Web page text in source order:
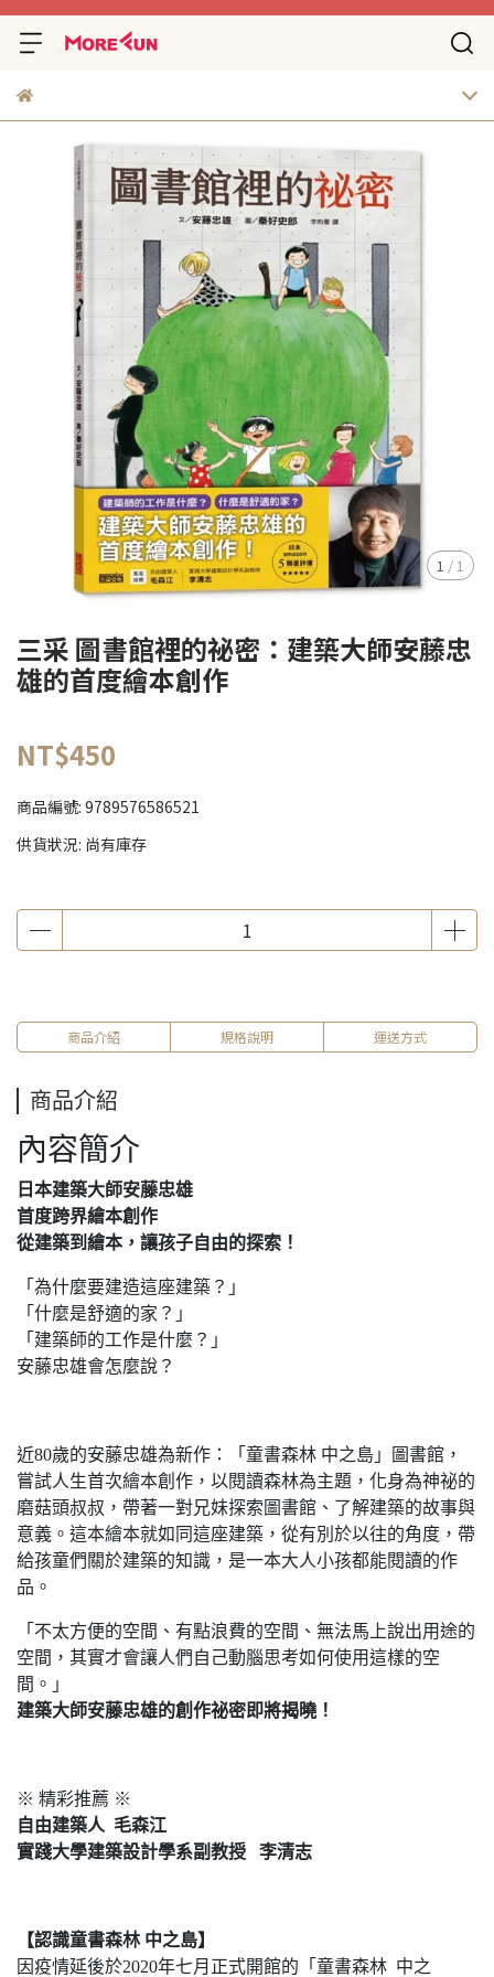
1 /1
三采 圖書館裡的祕密：建築大師安藤忠
雄的首度繪本創作
NT$450
商品編號: 9789576586521
供貨狀況: 尚有庫存
商品介紹 規格說明 運送方式
商品介紹
內容簡介
日本建築大師安藤忠雄
首度跨界繪本創作
從建築到繪本，讓孩子自由的探索！
「為什麼要建造這座建築？」
「什麼是舒適的家？」
「建築師的工作是什麼？」
安藤忠雄會怎麼說？
近80歲的安藤忠雄為新作：「童書森林 中之島」圖書館，
嘗試人生首次繪本創作，以閱讀森林為主題，化身為神祕的
磨菇頭叔叔，帶著一對兄妹探索圖書館、了解建築的故事與
意義。這本繪本就如同這座建築，從有別於以往的角度，帶
給孩童們關於建築的知識，是一本大人小孩都能閱讀的作
品。
「不太方便的空間、有點浪費的空間、無法馬上說出用途的
空間，其實才會讓人們自己動腦思考如何使用這樣的空
間。」
建築大師安藤忠雄的創作祕密即將揭曉！
※ 精彩推薦 ※
自由建築人 毛森江
實踐大學建築設計學系副教授 李清志
【認識童書森林 中之島】
因疫情延後於2020年七月正式開館的「童書森林 中之